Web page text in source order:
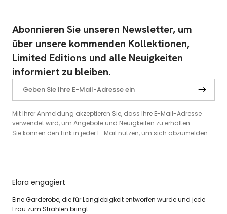
Abonnieren Sie unseren Newsletter, um
über unsere kommenden Kollektionen,
Limited Editions und alle Neuigkeiten
informiert zu bleiben.
Mit Ihrer Anmeldung akzeptieren Sie, dass Ihre E-Mail-Adresse
verwendet wird, um Angebote und Neuigkeiten zu erhalten.
Sie können den Link in jeder E-Mail nutzen, um sich abzumelden.
Elora engagiert
Eine Garderobe, die für Langlebigkeit entworfen wurde und jede
Frau zum Strahlen bringt.